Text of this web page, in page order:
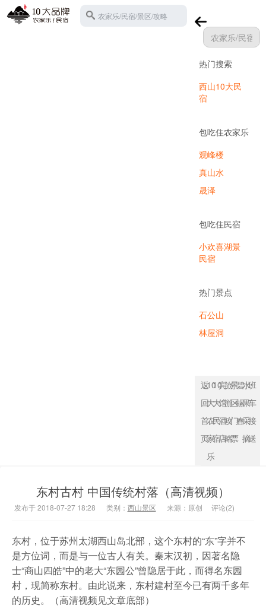
农家乐/民宿/景区/攻略
热门搜索
西山10大民
宿
包吃住农家乐
观峰楼
真山水
晟泽
包吃住民宿
小欢喜湖景
民宿
热门景点
石公山
林屋洞
返
回
首
页
10
大
农
家
乐
10
大
民
宿
宾
馆
酒
店
旅
游
攻
略
景
区
门
票
碧
螺
春
水
果
采
摘
班
车
接
送
东村古村 中国传统村落（高清视频）
发布于 2018-07-27 18:28 类别： 西山景区 来源：原创 评论(2)
东村，位于苏州太湖西山岛北部，这个东村的“东”字并不
是方位词，而是与一位古人有关。秦末汉初，因著名隐
士“商山四皓”中的老大“东园公”曾隐居于此，而得名东园
村，现简称东村。由此说来，东村建村至今已有两千多年
的历史。（高清视频见文章底部）